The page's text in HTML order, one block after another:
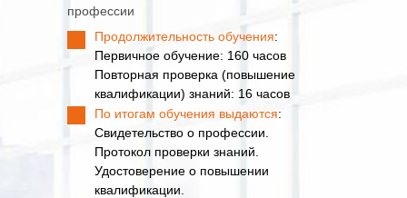
6007971@bcs.spb.ru
квалификации)
профессии
Продолжительность обучения:
Первичное обучение: 160 часов
Повторная проверка (повышение
квалификации) знаний: 16 часов
По итогам обучения выдаются:
Свидетельство о профессии.
Протокол проверки знаний.
Удостоверение о повышении
квалификации.